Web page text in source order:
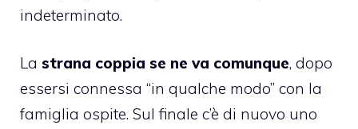
indeterminato.
La strana coppia se ne va comunque, dopo
essersi connessa “in qualche modo” con la
famiglia ospite. Sul finale c’è di nuovo uno